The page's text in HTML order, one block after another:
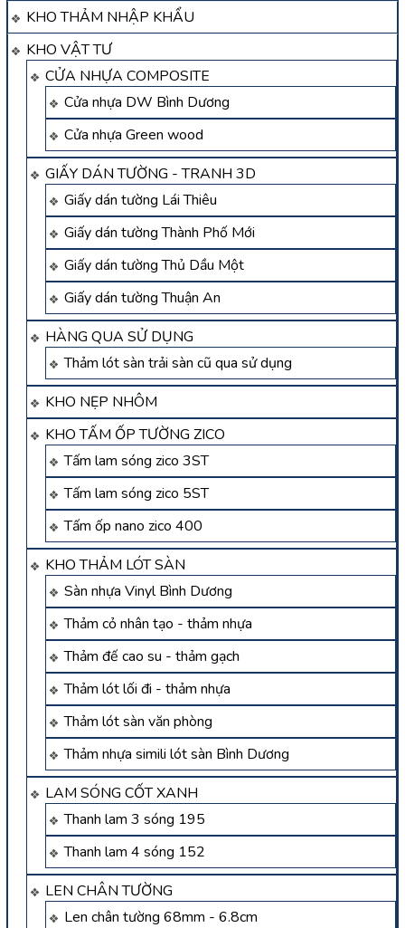
KHO THẢM NHẬP KHẨU
KHO VẬT TƯ
CỬA NHỰA COMPOSITE
Cửa nhựa DW Bình Dương
Cửa nhựa Green wood
GIẤY DÁN TƯỜNG - TRANH 3D
Giấy dán tường Lái Thiêu
Giấy dán tường Thành Phố Mới
Giấy dán tường Thủ Dầu Một
Giấy dán tường Thuận An
HÀNG QUA SỬ DỤNG
Thảm lót sàn trải sàn cũ qua sử dụng
KHO NẸP NHÔM
KHO TẤM ỐP TƯỜNG ZICO
Tấm lam sóng zico 3ST
Tấm lam sóng zico 5ST
Tấm ốp nano zico 400
KHO THẢM LÓT SÀN
Sàn nhựa Vinyl Bình Dương
Thảm cỏ nhân tạo - thảm nhựa
Thảm đế cao su - thảm gạch
Thảm lót lối đi - thảm nhựa
Thảm lót sàn văn phòng
Thảm nhựa simili lót sàn Bình Dương
LAM SÓNG CỐT XANH
Thanh lam 3 sóng 195
Thanh lam 4 sóng 152
LEN CHÂN TƯỜNG
Len chân tường 68mm - 6.8cm